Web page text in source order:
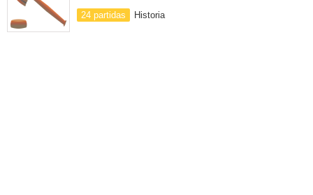
24 partidas Historia